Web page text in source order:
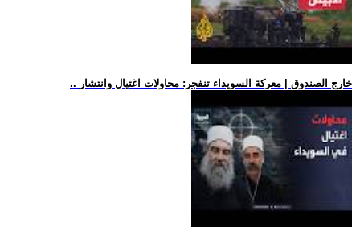
.. خارج الصندوق | معركة السويداء تنفجر: محاولات اغتيال وانتشار